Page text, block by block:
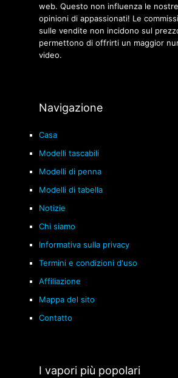
web. Questo non influenza le
opinioni di appassionati! Le
sulle vendite non incidono sul
permettono di offrirti un maggior
video.
Navigazione
Casa
Modelli tascabili
Modelli di penna
Modelli di tabella
Notizie
Chi siamo
Informativa sulla privacy
Termini e condizioni d'uso
Affiliazione
Mappa del sito
Contatto
I vapori più popolari